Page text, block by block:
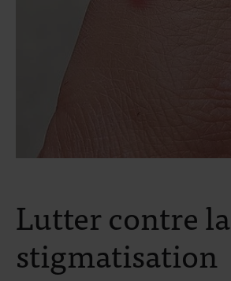
Lutter contre la
stigmatisation